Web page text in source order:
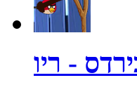
- ריו